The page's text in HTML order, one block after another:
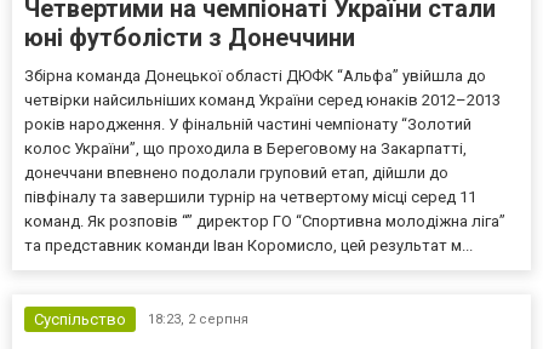
Четвертими на чемпіонаті України стали
юні футболісти з Донеччини
Збірна команда Донецької області ДЮФК “Альфа” увійшла до
четвірки найсильніших команд України серед юнаків 2012–2013
років народження. У фінальній частині чемпіонату “Золотий
колос України”, що проходила в Береговому на Закарпатті,
донеччани впевнено подолали груповий етап, дійшли до
півфіналу та завершили турнір на четвертому місці серед 11
команд. Як розповів “” директор ГО “Спортивна молодіжна ліга”
та представник команди Іван Коромисло, цей результат м...
Суспільство 18:23, 2 серпня